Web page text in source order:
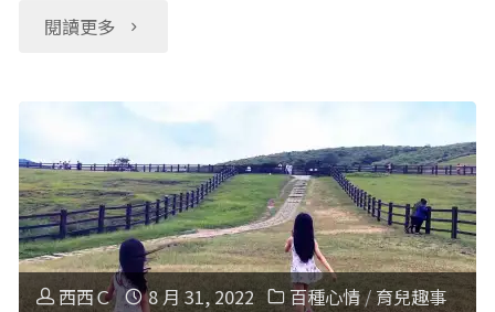
閱讀更多
"台
安
區
蒙
西西Ｃ 8 月 31, 2022 百種心情/ 育兒趣事